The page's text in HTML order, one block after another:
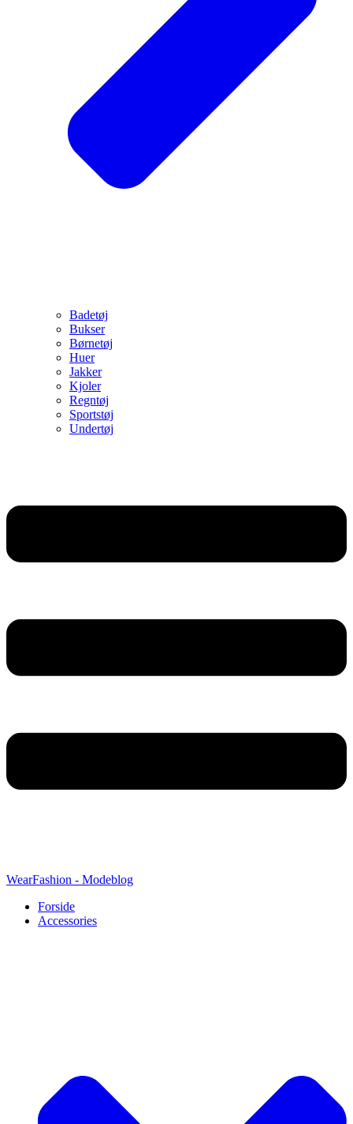
Badetøj
Bukser
Børnetøj
Huer
Jakker
Kjoler
Regntøj
Sportstøj
Undertøj
WearFashion - Modeblog
Forside
Accessories